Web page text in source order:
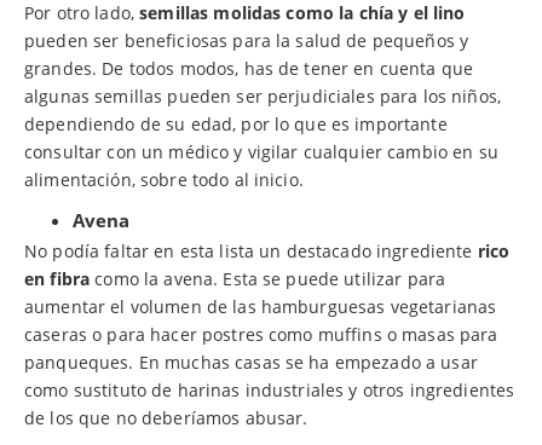
Por otro lado,semillas molidas como la chía y el lino
pueden ser beneficiosas para la salud de pequeños y
grandes. De todos modos, has de tener en cuenta que
algunas semillas pueden ser perjudiciales para los niños,
dependiendo de su edad, por lo que es importante
consultar con un médico y vigilar cualquier cambio en su
alimentación, sobre todo al inicio.
Avena
No podía faltar en esta lista un destacado ingrediente rico
en fibra como la avena. Esta se puede utilizar para
aumentar el volumen de las hamburguesas vegetarianas
caseras o para hacer postres como muffins o masas para
panqueques. En muchas casas se ha empezado a usar
como sustituto de harinas industriales y otros ingredientes
de los que no deberíamos abusar.